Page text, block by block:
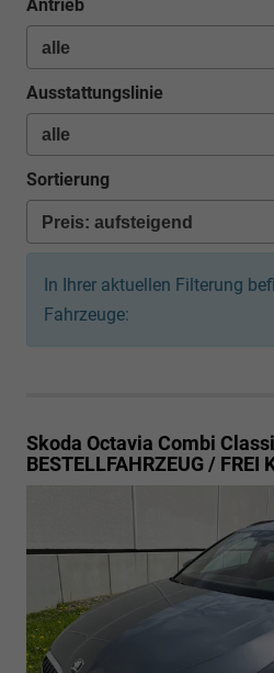
Antrieb
Ausstattungslinie
Sortierung
In Ihrer aktuellen Filterung
Fahrzeuge:
Skoda Octavia Combi
BESTELLFAHRZEUG / FREI